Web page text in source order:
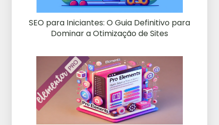
SEO para Iniciantes: O Guia Definitivo para
Dominar a Otimização de Sites